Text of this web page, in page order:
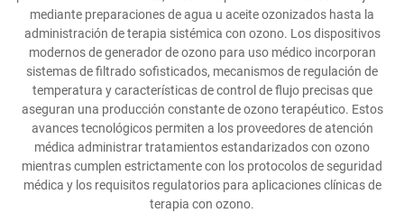
mediante preparaciones de agua u aceite ozonizados hasta la
administración de terapia sistémica con ozono. Los dispositivos
modernos de generador de ozono para uso médico incorporan
sistemas de filtrado sofisticados, mecanismos de regulación de
temperatura y características de control de flujo precisas que
aseguran una producción constante de ozono terapéutico. Estos
avances tecnológicos permiten a los proveedores de atención
médica administrar tratamientos estandarizados con ozono
mientras cumplen estrictamente con los protocolos de seguridad
médica y los requisitos regulatorios para aplicaciones clínicas de
terapia con ozono.